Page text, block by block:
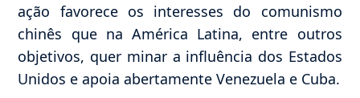
ação favorece os interesses do comunismo
chinês que na América Latina, entre outros
objetivos, quer minar a influência dos Estados
Unidos e apoia abertamente Venezuela e Cuba.